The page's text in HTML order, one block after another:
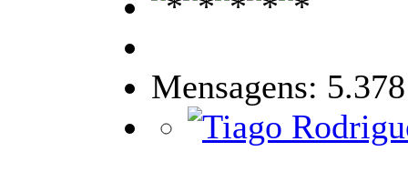
Mensagens: 5.378